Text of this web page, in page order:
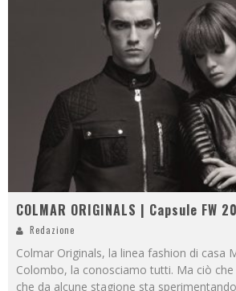
COLMAR ORIGINALS | Capsule FW
Redazione
Colmar Originals, la linea fashion di casa
Colombo, la conosciamo tutti. Ma ciò
che da alcune stagione sta